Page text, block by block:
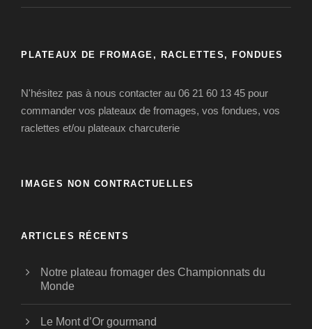
PLATEAUX DE FROMAGE, RACLETTES, FONDUES
N'hésitez pas à nous contacter au 06 21 60 13 45 pour
commander vos plateaux de fromages, vos fondues, vos
raclettes et/ou plateaux charcuterie
IMAGES NON CONTRACTUELLES
ARTICLES RÉCENTS
Notre plateau fromager des Championnats du
Monde
Le Mont d’Or gourmand